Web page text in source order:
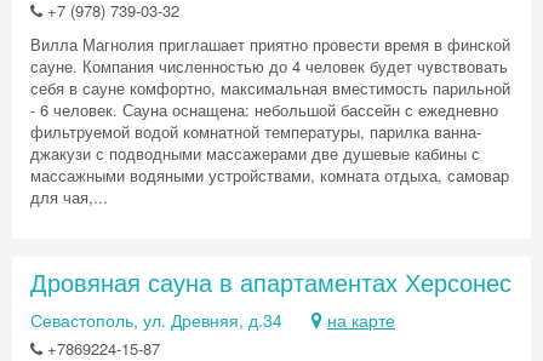
+7 (978) 739-03-32
Вилла Магнолия приглашает приятно провести время в финской
сауне. Компания численностью до 4 человек будет чувствовать
себя в сауне комфортно, максимальная вместимость парильной
- 6 человек. Сауна оснащена: небольшой бассейн с ежедневно
фильтруемой водой комнатной температуры, парилка ванна-
джакузи с подводными массажерами две душевые кабины с
массажными водяными устройствами, комната отдыха, самовар
для чая,...
Дровяная сауна в апартаментах Херсонес
Севастополь, ул. Древняя, д.34 на карте
+7869224-15-87